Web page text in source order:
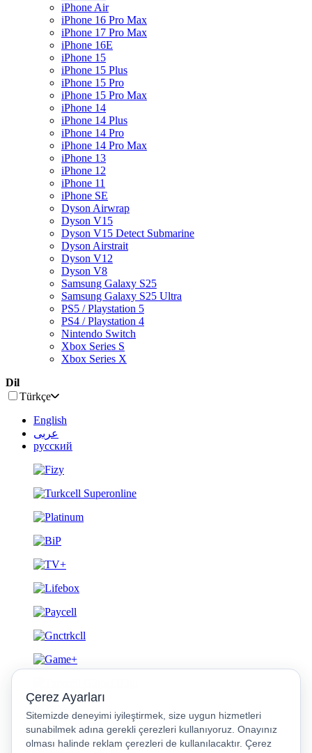
iPhone Air
iPhone 16 Pro Max
iPhone 17 Pro Max
iPhone 16E
iPhone 15
iPhone 15 Plus
iPhone 15 Pro
iPhone 15 Pro Max
iPhone 14
iPhone 14 Plus
iPhone 14 Pro
iPhone 14 Pro Max
iPhone 13
iPhone 12
iPhone 11
iPhone SE
Dyson Airwrap
Dyson V15
Dyson V15 Detect Submarine
Dyson Airstrait
Dyson V12
Dyson V8
Samsung Galaxy S25
Samsung Galaxy S25 Ultra
PS5 / Playstation 5
PS4 / Playstation 4
Nintendo Switch
Xbox Series S
Xbox Series X
Dil
Türkçe
English
عربى
русский